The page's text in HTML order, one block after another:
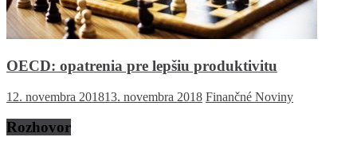
OECD: opatrenia pre lepšiu produktivitu
12. novembra 201813. novembra 2018 Finančné Noviny
Rozhovor